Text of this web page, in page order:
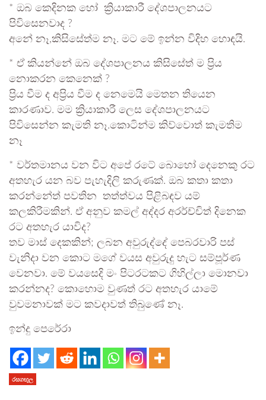
* ඔබ කෙදිනක හෝ ක්‍රියාකාරී දේශපාලනයට
පිවිසෙනවාද ?
අනේ නෑ,කිසිසේත්ම නෑ. මට මේ ඉන්න විදිහ හොඳයි.
* ඒ කියන්නේ ඔබ දේශපාලනය කිසිසේත් ම ප්‍රිය
නොකරන කෙනෙක් ?
ප්‍රිය වීම ද අප්‍රිය වීම ද නෙමෙයි මෙතන තියෙන
කාරණාව. මම ක්‍රියාකාරී ලෙස දේශපාලනයට
පිවිසෙන්න කැමති නෑ.කොටින්ම කිව්වොත් කැමතිම
නෑ
* වර්තමානය වන විට අපේ රටේ බොහෝ දෙනෙකු රට
අතහැර යන බව පැහැදිලි කරුණක්. ඔබ කතා කතා
කරන්නේත් පවතින තත්ත්වය පිළිබඳව යම්
කලකිරීමකින්. ඒ අනුව කමල් අද්දර අරර්ච්චිත් දිනෙක
රට අතහැර යාවිද?
තව මාස් දෙකකින්; ලබන අවුරුද්දේ පෙබරවාරි පස්
වැනිදා වන කොට මගේ වයස අවුරුදු හැට සම්පූර්ණ
වෙනවා. මේ වයසෙදි මං පිටරටකට ගිහිල්ලා මොනවා
කරන්නද? කොහොම වුණත් රට අතහැර යාමේ
වුවමනාවක් මට කවදාවත් තිබුණේ නෑ.
ඉන්දු පෙරේරා
රසගඟුල